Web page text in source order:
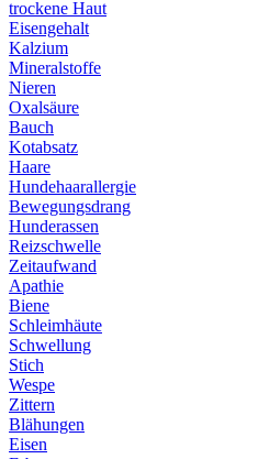
trockene Haut
Eisengehalt
Kalzium
Mineralstoffe
Nieren
Oxalsäure
Bauch
Kotabsatz
Haare
Hundehaarallergie
Bewegungsdrang
Hunderassen
Reizschwelle
Zeitaufwand
Apathie
Biene
Schleimhäute
Schwellung
Stich
Wespe
Zittern
Blähungen
Eisen